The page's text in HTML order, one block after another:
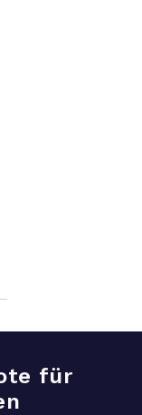
für